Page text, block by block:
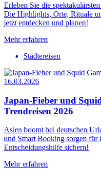
Erleben Sie die
Die Highlights, Orte, Rituale
jetzt entdecken und planen!
Mehr erfahren
Städtereisen
16.03.2026
Japan-Fieber und
Trendreisen 2026
Asien boomt bei deutschen
und Smart Booking sorgen für
Entscheidungshilfe sichern!
Mehr erfahren